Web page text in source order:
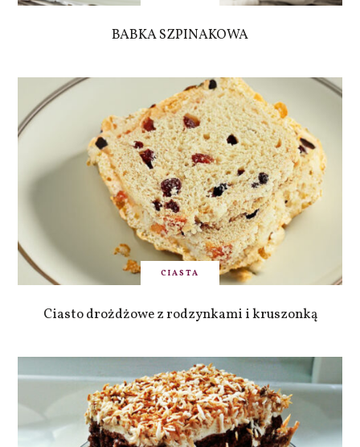
BABKA SZPINAKOWA
CIASTA
Ciasto drożdżowe z rodzynkami i kruszonką